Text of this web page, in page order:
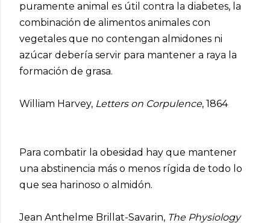
puramente animal es útil contra la diabetes, la
combinación de alimentos animales con
vegetales que no contengan almidones ni
azúcar debería servir para mantener a raya la
formación de grasa.
William Harvey, Letters on Corpulence, 1864
Para combatir la obesidad hay que mantener
una abstinencia más o menos rígida de todo lo
que sea harinoso o almidón.
Jean Anthelme Brillat-Savarin, The Physiology